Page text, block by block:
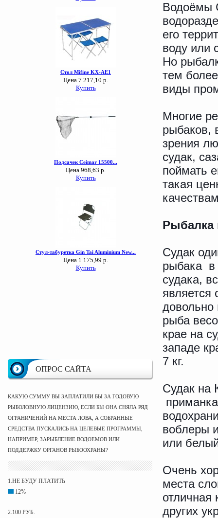
ОПРОС САЙТА
КАКУЮ СУММУ ВЫ ЗАПЛАТИЛИ БЫ ЗА ГОДОВУЮ
РЫБОЛОВНУЮ ЛИЦЕНЗИЮ, ЕСЛИ БЫ ОНА СНЯЛА РЯД
ОГРАНИЧЕНИЙ НА МЕСТА ЛОВА, А СОБРАННЫЕ
СРЕДСТВА ПУСКАЛИСЬ НА ЦЕЛЕВЫЕ ПРОГРАММЫ,
НАПРИМЕР, ЗАРЫБЛЕНИЕ ВОДОЕМОВ ИЛИ
ПОДДЕРЖКУ ОРГАНОВ РЫБООХРАНЫ?
1.НЕ БУДУ ПЛАТИТЬ
12%
2.100 РУБ.
Водоёмы
его
воду или
Но
тем
виды
Многие
рыбаков,
зрения
судак,
поймать
такая
Рыбалка
Судак
рыбака в
судака,
является
довольно
рыба
крае на
западе
7 кг.
Судак на
воблеры
или
Очень
места
отличная
других